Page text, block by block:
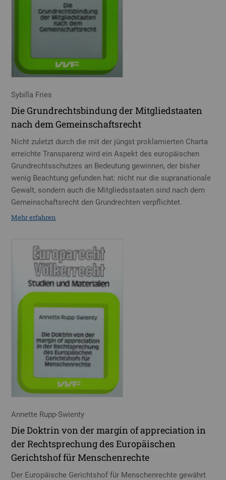
Sybilla Fries
Die Grundrechtsbindung der Mitgliedstaaten
nach dem Gemeinschaftsrecht
Nicht zuletzt durch die mit der jüngst proklamierten Charta
erreichte Transparenz wird ein Aspekt des europäischen
Grundrechtsschutzes an Bedeutung gewinnen, der bisher
wenig Beachtung gefunden hat: nicht nur die supranationale
Gewalt, sondern auch die Mitgliedsstaaten sind nach dem
Gemeinschaftsrecht den Grundrechten verpflichtet.
Mehr erfahren
Annette Rupp-Swienty
Die Doktrin von der margin of appreciation in
der Rechtsprechung des Europäischen
Gerichtshof für Menschenrechte
Der Europäische Gerichtshof für Menschenrechte gewährt